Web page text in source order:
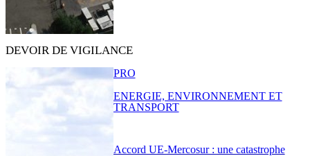
DEVOIR DE VIGILANCE
Accord UE-Mercosur : une catastrophe
PRO
ENERGIE, ENVIRONNEMENT ET
TRANSPORT